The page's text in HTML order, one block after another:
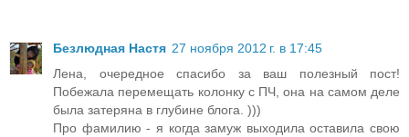
Безлюдная Настя 27 ноября 2012 г. в 17:45
Лена, очередное спасибо за ваш полезный пост!
Побежала перемещать колонку с ПЧ, она на самом деле
была затеряна в глубине блога. )))
Про фамилию - я когда замуж выходила оставила свою